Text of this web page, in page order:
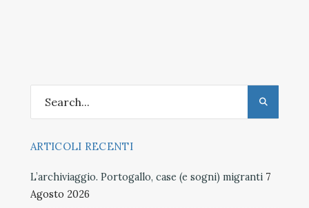
ARTICOLI RECENTI
L’archiviaggio. Portogallo, case (e sogni) migranti 7
Agosto 2026